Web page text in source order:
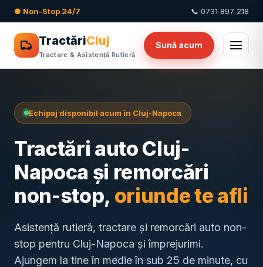
● Non-Stop 24/7 📞 0731 897 218
TractăriCluj
Tractare & Asistență Rutieră
Sună acum
Echipaj disponibil acum în Cluj-Napoca
Tractări auto Cluj-
Napoca și remorcări
non-stop, oriunde te afli
Asistență rutieră, tractare și remorcări auto non-
stop pentru Cluj-Napoca și împrejurimi.
Ajungem la tine în medie în sub 25 de minute, cu